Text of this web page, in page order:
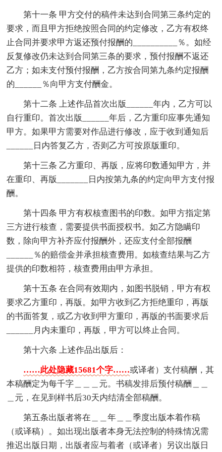
第十一条 甲方交付的稿件未达到合同第三条约定的
要求，而且甲方拒绝按照合同的约定修改，乙方有权终
止合同并要求甲方返还预付报酬的__________％。如经
反复修改仍未达到合同第三条的要求，预付报酬不返还
乙方；如未支付预付报酬，乙方按合同第九条约定报酬
的______％向甲方支付酬金。
第十二条 上述作品首次出版______年内，乙方可以
自行重印。首次出版______年后，乙方重印应事先通知
甲方。如果甲方需要对作品进行修改，应于收到通知后
______日内答复乙方，否则乙方可按原版重印。
第十三条 乙方重印、再版，应将印数通知甲方，并
在重印、再版_______日内按第九条的约定向甲方支付报
酬。
第十四条 甲方有权核查图书的印数。如甲方指定第
三方进行核查，需要提供书面授权书。如乙方隐瞒印
数，除向甲方补齐应付报酬外，还应支付全部报酬
______％的赔偿金并承担核查费用。如核查结果与乙方
提供的印数相符，核查费用由甲方承担。
第十五条 在合同有效期内，如图书脱销，甲方有权
要求乙方重印，再版。如甲方收到乙方拒绝重印，再版
的书面答复，或乙方收到甲方重印，再版的书面要求后
______月内未重印，再版，甲方可以终止合同。
第十六条 上述作品出版后：
……此处隐藏15681个字……或译者）支付稿酬，其
本稿酬定为每千字＿＿＿元。书稿发排后预付稿酬＿＿
＿元，在见到样书后30天内结清全部稿酬。
第五条出版者将在＿＿年＿＿季度出版本着作稿
（或译稿）。如出现出版者本身无法控制的特殊情况需
推迟出版日期，出版者应与着者（或译者）另议出版日